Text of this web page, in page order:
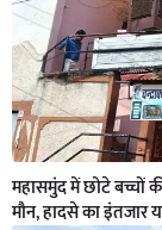
महासमुंद में छोटे बच्चों
मौन, हादसे का इंतजार